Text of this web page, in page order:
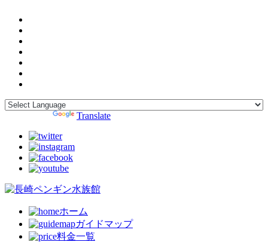
Translate
ホーム
ガイドマップ
料金一覧